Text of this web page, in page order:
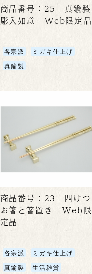
商品番号：25 真鍮製
彫入如意 Web限定品
各宗派
ミガキ仕上げ
真鍮製
商品番号：23 四けつ
お箸と箸置き Web限
定品
各宗派
ミガキ仕上げ
真鍮製
生活雑貨